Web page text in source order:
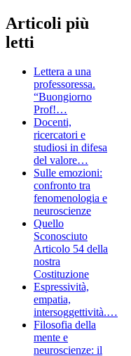
Articoli più
letti
Lettera a una
professoressa.
“Buongiorno
Prof!…
Docenti,
ricercatori e
studiosi in difesa
del valore…
Sulle emozioni:
confronto tra
fenomenologia e
neuroscienze
Quello
Sconosciuto
Articolo 54 della
nostra
Costituzione
Espressività,
empatia,
intersoggettività.…
Filosofia della
mente e
neuroscienze: il